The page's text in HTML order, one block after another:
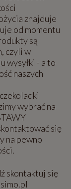
znajduje
od momentu
są
czyli w
wysyłki - a to
naszych
wybrać na
się
na pewno
skontaktuj się